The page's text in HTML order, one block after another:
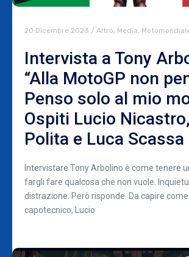
20 Dicembre 2023 / Altro, Media,
Intervista a Tony
“Alla MotoGP non
Penso solo al mio
Ospiti Lucio
Polita e Luca Scassa
Intervistare Tony Arbolino è come tenere
fargli fare qualcosa che non vuole.
distrazione. Però risponde. Da capire
capotecnico, Lucio